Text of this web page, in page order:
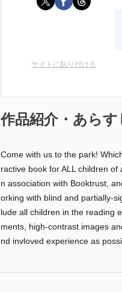
サイトに貼り付ける
作品紹介・あらす
Come with us to the park!
ractive book for ALL children
n association with Booktrust,
orking with blind and partially-
lude all children in the reading
ments, high-contrast images
nd invloved experience as